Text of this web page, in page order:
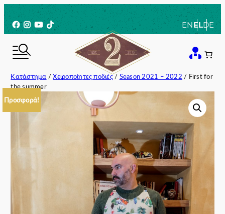
στο
περιεχόμενο
Facebook
Instagram
YouTube
TikTok ENELDE
Κατάστημα /Χειροποίητες ποδιές/ Season 2021 – 2022 / First for
the summer
Προσφορά!